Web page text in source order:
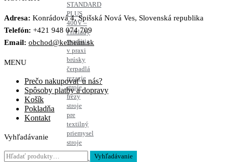
STANDARD
PLUS
400V –
Príklady
využitia
v praxi
brúsky
čerpadlá
rezacie
stroje
frézy
stroje
pre
textilný
priemysel
stroje
pre
Adresa: Konrádová 4, Spišská Nová Ves, Slovenská republika
Telefón: +421 948 074 709
Email: obchod@kelheim.sk
MENU
Prečo nakupovať u nás?
Spôsoby platby a dopravy
Košík
Pokladňa
Kontakt
Vyhľadávanie
Hľadať: Vyhľadávanie